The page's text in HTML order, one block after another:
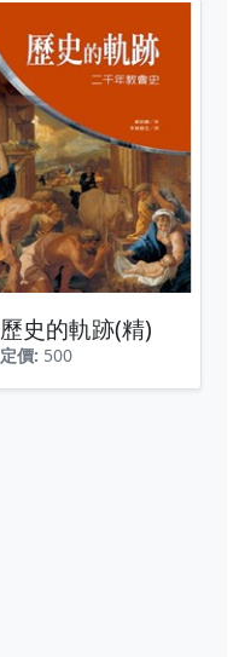
歷史的軌跡(精)
定價: 500